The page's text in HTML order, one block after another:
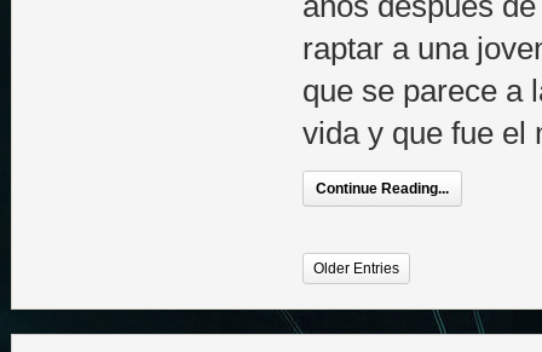
raptar a una
que se parece a
vida y que fue
Continue Reading...
Older Entries